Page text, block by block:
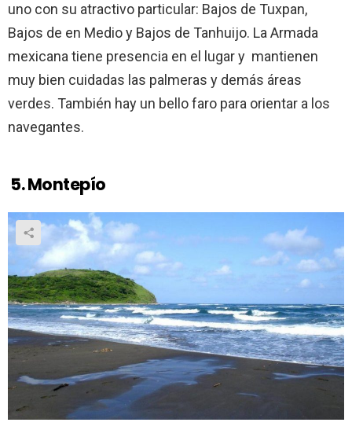
uno con su atractivo particular: Bajos de Tuxpan,
Bajos de en Medio y Bajos de Tanhuijo. La Armada
mexicana tiene presencia en el lugar y mantienen
muy bien cuidadas las palmeras y demás áreas
verdes. También hay un bello faro para orientar a los
navegantes.
5.Montepío